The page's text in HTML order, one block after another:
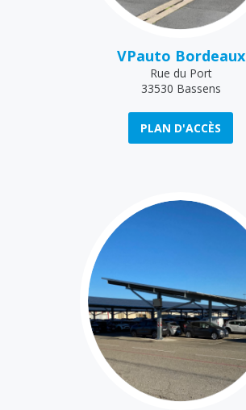
VPauto Bordeaux
Rue du Port
33530 Bassens
PLAN D'ACCÈS